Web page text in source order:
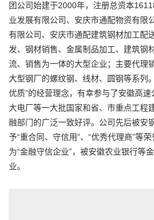
团公司始建于2000年，注册总资本
业发展有限公司、安庆市通配物资有限
有限公司、安庆市通配建筑钢材加工配
发、钢材销售、金属制品加工、建筑钢
流、销售为一体的大型企业；主要代理
大型钢厂的螺纹钢、线材、圆钢等系列
优质”的经营理念，有幸参与了安徽高
大电厂等一大批国家和省、市重点工程
融部门的广泛一致好评。公司先后被安
予“重合同、守信用”、“优秀代理商”等
为“金融守信企业”，被安徽农业银行等
业。